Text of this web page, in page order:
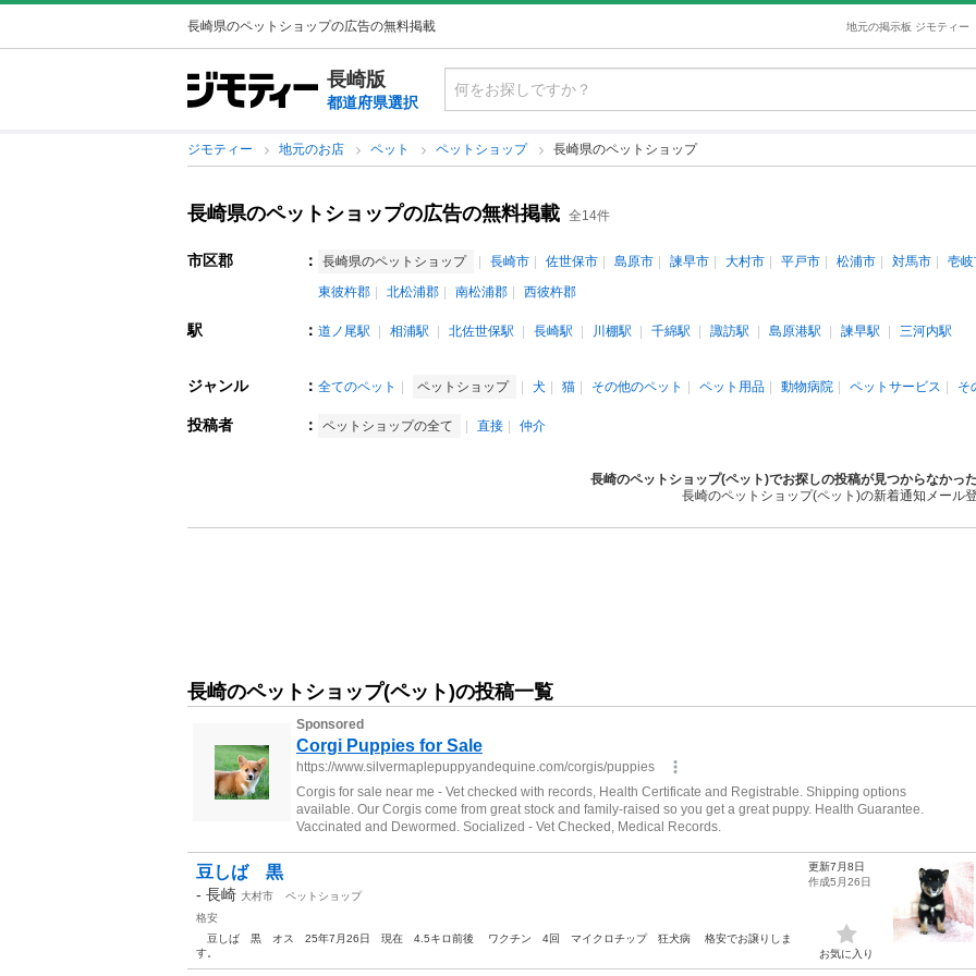
長崎県のペットショップの広告の無料掲載 地元の掲示板 ジモティー
長崎版
都道府県選択
ジモティー 地元のお店 ペット ペットショップ 長崎県のペットショップ
長崎県のペットショップの広告の無料掲載 全14件
市区郡 ： 長崎県のペットショップ 長崎市 佐世保市 島原市 諫早市 大村市 平戸市 松浦市 対馬市
壱
東彼杵郡
北松浦郡 南松浦郡 西彼杵郡
駅 ： 道ノ尾駅 相浦駅 北佐世保駅 長崎駅 川棚駅 千綿駅 諏訪駅 島原港駅 諫早駅 三河内駅
ジャンル ： 全てのペット ペットショップ 犬 猫 その他のペット ペット用品 動物病院 ペットサービス そ
投稿者 ： ペットショップの全て 直接 仲介
長崎のペットショップ(ペット)でお探しの投稿が見つからなかっ
長崎のペットショップ(ペット)の新着通知メール
長崎のペットショップ(ペット)の投稿一覧
豆しば 黒
- 長崎 大村市
ペットショップ
格安
豆しば 黒 オス 25年7月26日 現在 4.5キロ前後 ワクチン 4回 マイクロチップ 狂犬病 格安でお譲りしま
す。
更新7月8日
作成5月26日
お気に入り